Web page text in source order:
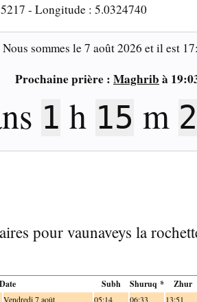
- Longitude : 5.0324740
Nous sommes le7 août 2026 et il est
Prochaine prière : Maghrib à
1 h 15 m
pour vaunaveys la
Date Subh Shuruq * Zhur
Vendredi 7 août 05:14 06:33 13:51